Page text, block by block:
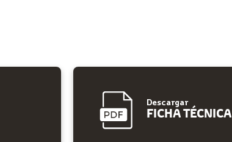
Descargar
FICHA TÉCNICA